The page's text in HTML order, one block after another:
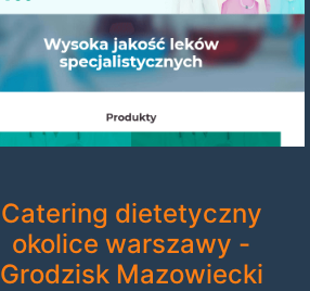
Catering dietetyczny
okolice warszawy -
Grodzisk Mazowiecki